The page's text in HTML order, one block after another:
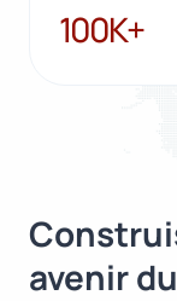
100K+
100K+
avenir